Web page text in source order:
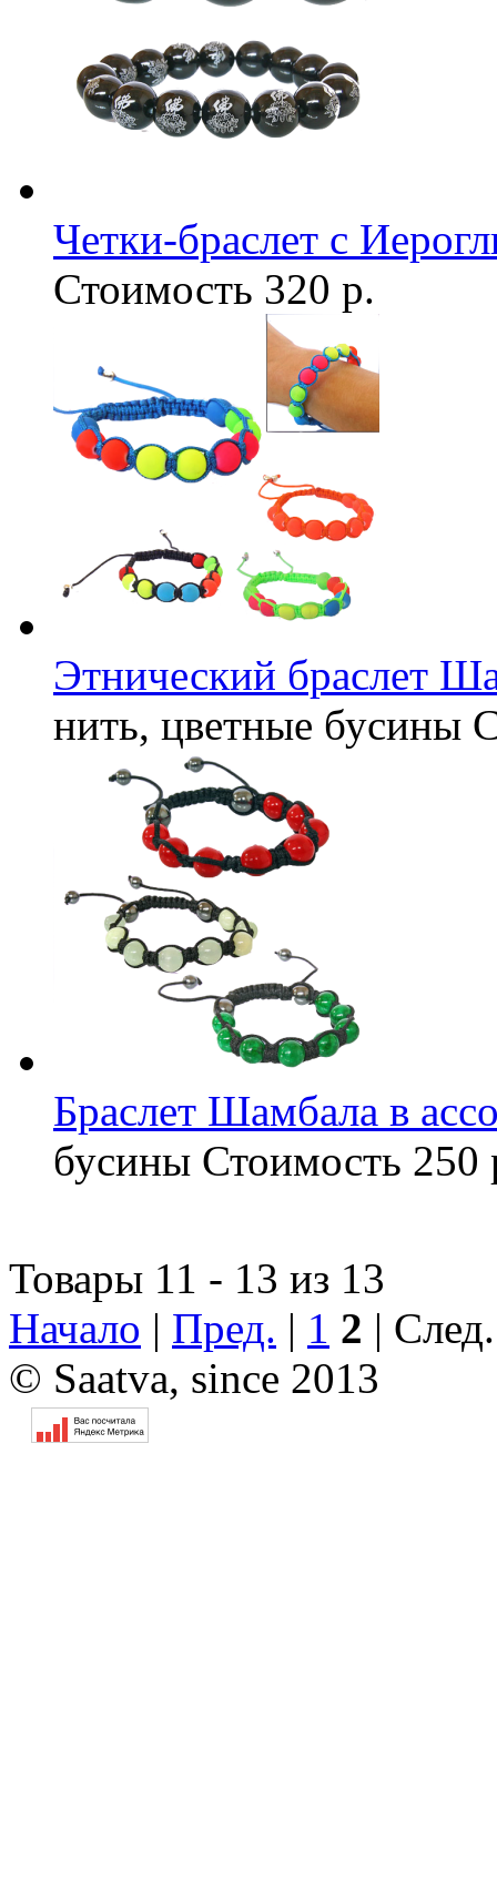
Четки-браслет с
Стоимость 320 р.
Этнический браслет
нить, цветные бусины
Браслет Шамбала в
бусины Стоимость 250
Товары 11 - 13 из 13
Начало | Пред. | 1 2 |
© Saatva, since 2013